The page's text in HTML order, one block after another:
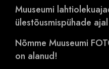
Muuseumi
ülestõusmispühade ajal
Nõmme Muuseumi
on alanud!